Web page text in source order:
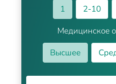
1
2-10
Медицинское
Высшее